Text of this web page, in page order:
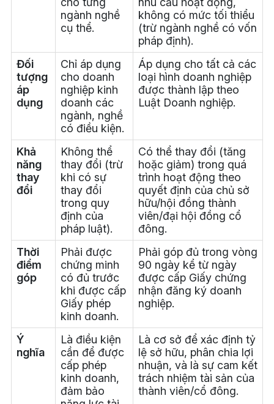
ngành nghề
cụ thể.
không có mức tối thiểu
(trừ ngành nghề có vốn
pháp định).
Đối
tượng
áp
dụng
Chỉ áp dụng
cho doanh
nghiệp kinh
doanh các
ngành, nghề
có điều kiện.
Áp dụng cho tất cả các
loại hình doanh nghiệp
được thành lập theo
Luật Doanh nghiệp.
Khả
năng
thay
đổi
Không thể
thay đổi (trừ
khi có sự
thay đổi
trong quy
định của
pháp luật).
Có thể thay đổi (tăng
hoặc giảm) trong quá
trình hoạt động theo
quyết định của chủ sở
hữu/hội đồng thành
viên/đại hội đồng cổ
đông.
Thời
điểm
góp
Phải được
chứng minh
có đủ trước
khi được cấp
Giấy phép
kinh doanh.
Phải góp đủ trong vòng
90 ngày kể từ ngày
được cấp Giấy chứng
nhận đăng ký doanh
nghiệp.
Ý
nghĩa
Là điều kiện
cần để được
cấp phép
kinh doanh,
đảm bảo
Là cơ sở để xác định tỷ
lệ sở hữu, phân chia lợi
nhuận, và là sự cam kết
trách nhiệm tài sản của
thành viên/cổ đông.